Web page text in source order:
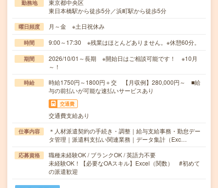
勤務地
東京都中央区
東日本橋駅から徒歩5分／浜町駅から徒歩5分
曜日頻度 月～金 ※土日祝休み
時間 9:00～17:30 ※残業はほとんどありません。※休憩60分。
期間
2026/10/01～長期 ※開始日はご相談可能です！ ※10月
～！
時給
時給1750円～1800円＋交 【月収例】280,000円～ ■給
与の前払いが可能な速払いサービスあり
交通費
交通費支給あり
仕事内容
＊人材派遣契約の手続き・調整｜給与支給事務・勤怠デー
タ管理｜派遣料支払い関連業務｜データ集計（Exc…
応募資格
職種未経験OK / ブランクOK / 英語力不要
未経験OK！【必要なOAスキル】Excel（関数） #初めて
の派遣歓迎